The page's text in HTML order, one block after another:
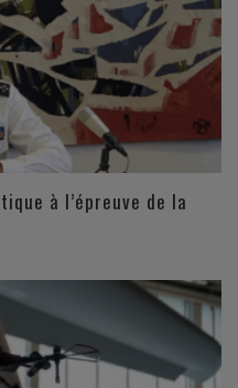
à l’épreuve de la